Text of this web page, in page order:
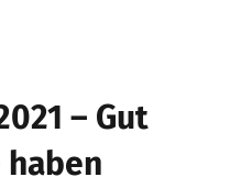
– Gut